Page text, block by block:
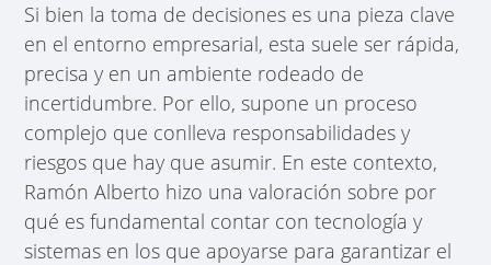
Si bien la toma de decisiones es una pieza clave
en el entorno empresarial, esta suele ser rápida,
precisa y en un ambiente rodeado de
incertidumbre. Por ello, supone un proceso
complejo que conlleva responsabilidades y
riesgos que hay que asumir. En este contexto,
Ramón Alberto hizo una valoración sobre por
qué es fundamental contar con tecnología y
sistemas en los que apoyarse para garantizar el